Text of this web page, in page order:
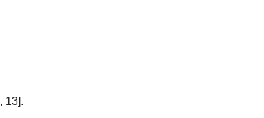
13].